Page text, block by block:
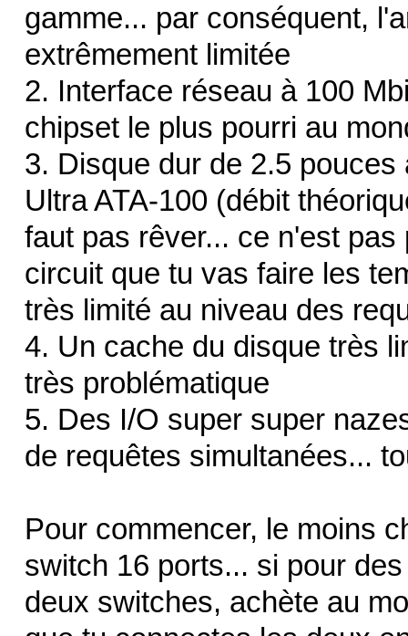
gamme... par conséquent,
extrêmement limitée
2. Interface réseau à 100
chipset le plus pourri au
3. Disque dur de 2.5
Ultra ATA-100 (débit
faut pas rêver... ce n'est
circuit que tu vas faire les
très limité au niveau des
4. Un cache du disque très
très problématique
5. Des I/O super super
de requêtes simultanées...
Pour commencer, le moins
switch 16 ports... si pour
deux switches, achète au